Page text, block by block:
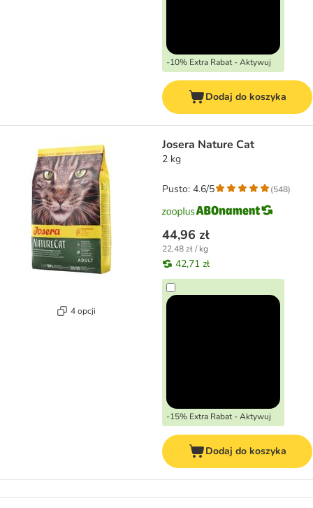
-10% Extra Rabat - Aktywuj
Dodaj do koszyka
4 opcji
Josera Nature Cat
2 kg
44,96 zł
22,48 zł / kg
42,71 zł
-15% Extra Rabat - Aktywuj
Pusto: 4.6/5 (548)
Dodaj do koszyka